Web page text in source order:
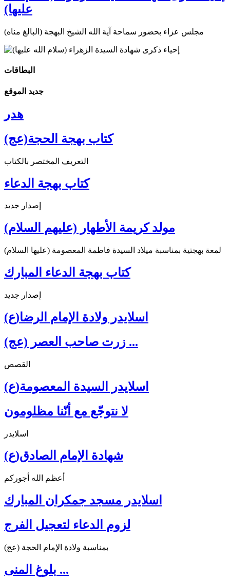
عليها)
مجلس عزاء بحضور سماحة آية الله الشيخ البهجة (البالغ مناه)
البطاقات
جديد الموقع
هدر
كتاب بهجة الحجة(عج)
التعريف المختصر بالكتاب
كتاب بهجة الدعاء
إصدار جديد
مولد كريمة الأطهار (عليهم السلام)
لمعة بهجتية بمناسبة ميلاد السيدة فاطمة المعصومة (عليها السلام)
كتاب بهجة الدعاء المبارك
إصدار جديد
اسلايدر ولادة الإمام الرضا(ع)
زرت صاحب العصر (عج) ...
القصص
اسلايدر السيدة المعصومة(ع)
لا نتوجّع مع أنّنا مظلومون
اسلايدر
شهادة الإمام الصادق(ع)
أعظم الله أجوركم
اسلايدر مسجد جمكران المبارك
لزوم الدعاء لتعجيل الفرج
بمناسبة ولادة الإمام الحجة (عج)
بلوغ المنى ...